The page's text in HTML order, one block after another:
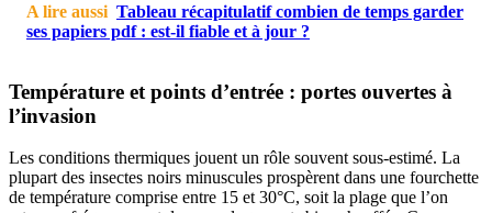
A lire aussi Tableau récapitulatif combien de temps garder
ses papiers pdf : est-il fiable et à jour ?
Température et points d’entrée : portes ouvertes à
l’invasion
Les conditions thermiques jouent un rôle souvent sous-estimé. La
plupart des insectes noirs minuscules prospèrent dans une fourchette
de température comprise entre 15 et 30°C, soit la plage que l’on